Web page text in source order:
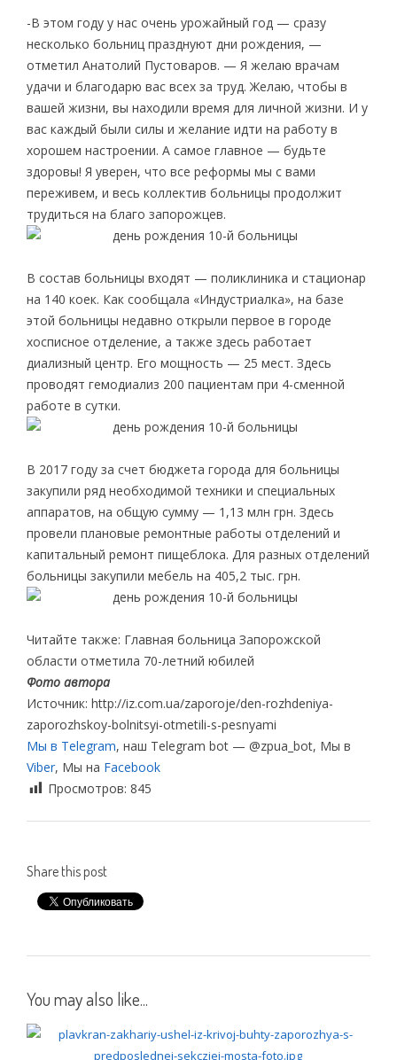
-В этом году у нас очень урожайный год — сразу
несколько больниц празднуют дни рождения, —
отметил Анатолий Пустоваров. — Я желаю врачам
удачи и благодарю вас всех за труд. Желаю, чтобы в
вашей жизни, вы находили время для личной жизни. И у
вас каждый были силы и желание идти на работу в
хорошем настроении. А самое главное — будьте
здоровы! Я уверен, что все реформы мы с вами
переживем, и весь коллектив больницы продолжит
трудиться на благо запорожцев.
В состав больницы входят — поликлиника и стационар
на 140 коек. Как сообщала «Индустриалка», на базе
этой больницы недавно открыли первое в городе
хосписное отделение, а также здесь работает
диализный центр. Его мощность — 25 мест. Здесь
проводят гемодиализ 200 пациентам при 4-сменной
работе в сутки.
В 2017 году за счет бюджета города для больницы
закупили ряд необходимой техники и специальных
аппаратов, на общую сумму — 1,13 млн грн. Здесь
провели плановые ремонтные работы отделений и
капитальный ремонт пищеблока. Для разных отделений
больницы закупили мебель на 405,2 тыс. грн.
Читайте также: Главная больница Запорожской
области отметила 70-летний юбилей
Фото автора
Источник: http://iz.com.ua/zaporoje/den-rozhdeniya-
zaporozhskoy-bolnitsyi-otmetili-s-pesnyami
Мы в Telegram, наш Telegram bot — @zpua_bot, Мы в
Viber, Мы на Facebook
Просмотров: 845
Share this post
You may also like...